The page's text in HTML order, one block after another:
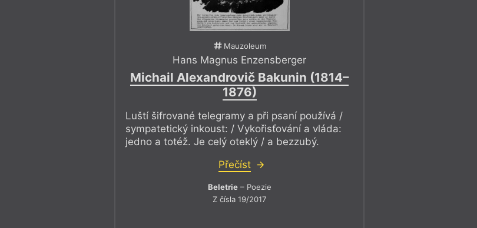
Mauzoleum
Hans Magnus Enzensberger
Michail Alexandrovič Bakunin (1814–
1876)
Luští šifrované telegramy a při psaní používá /
sympatetický inkoust: / Vykořisťování a vláda:
jedno a totéž. Je celý oteklý / a bezzubý.
Přečíst
Beletrie– Poezie
Z čísla 19/2017